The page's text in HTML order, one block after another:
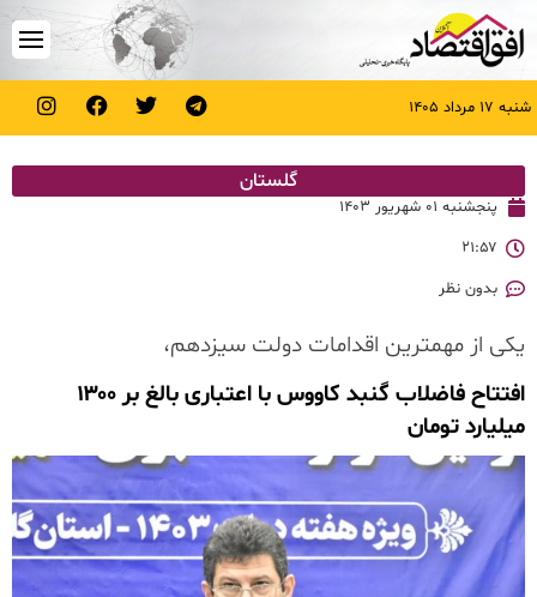
شنبه ۱۷ مرداد ۱۴۰۵
گلستان
پنجشنبه ۰۱ شهریور ۱۴۰۳
۲۱:۵۷
بدون نظر
یکی از مهمترین اقدامات دولت سیزدهم،
افتتاح فاضلاب گنبد کاووس با اعتباری بالغ بر ۱۳۰۰
میلیارد تومان